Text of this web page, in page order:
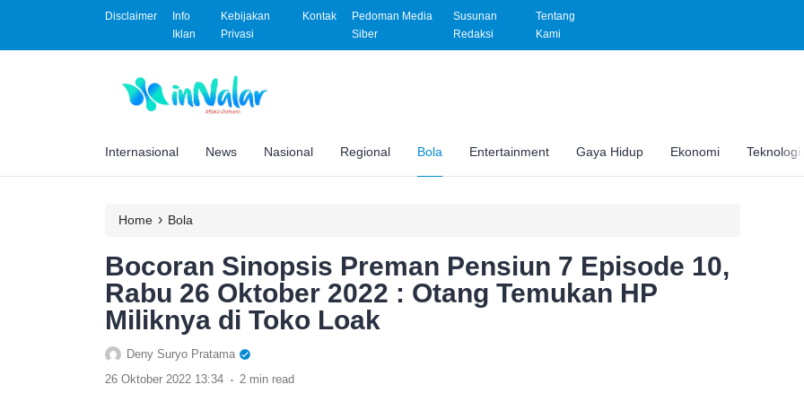
Disclaimer
Info
Iklan
Kebijakan
Privasi
Kontak
Pedoman Media
Siber
Susunan
Redaksi
Tentang
Kami
Internasional News Nasional Regional Bola Entertainment Gaya Hidup Ekonomi Teknologi
Home › Bola
Bocoran Sinopsis Preman Pensiun 7 Episode 10,
Rabu 26 Oktober 2022 : Otang Temukan HP
Miliknya di Toko Loak
Deny Suryo Pratama
26 Oktober 2022 13:34 . 2 min read